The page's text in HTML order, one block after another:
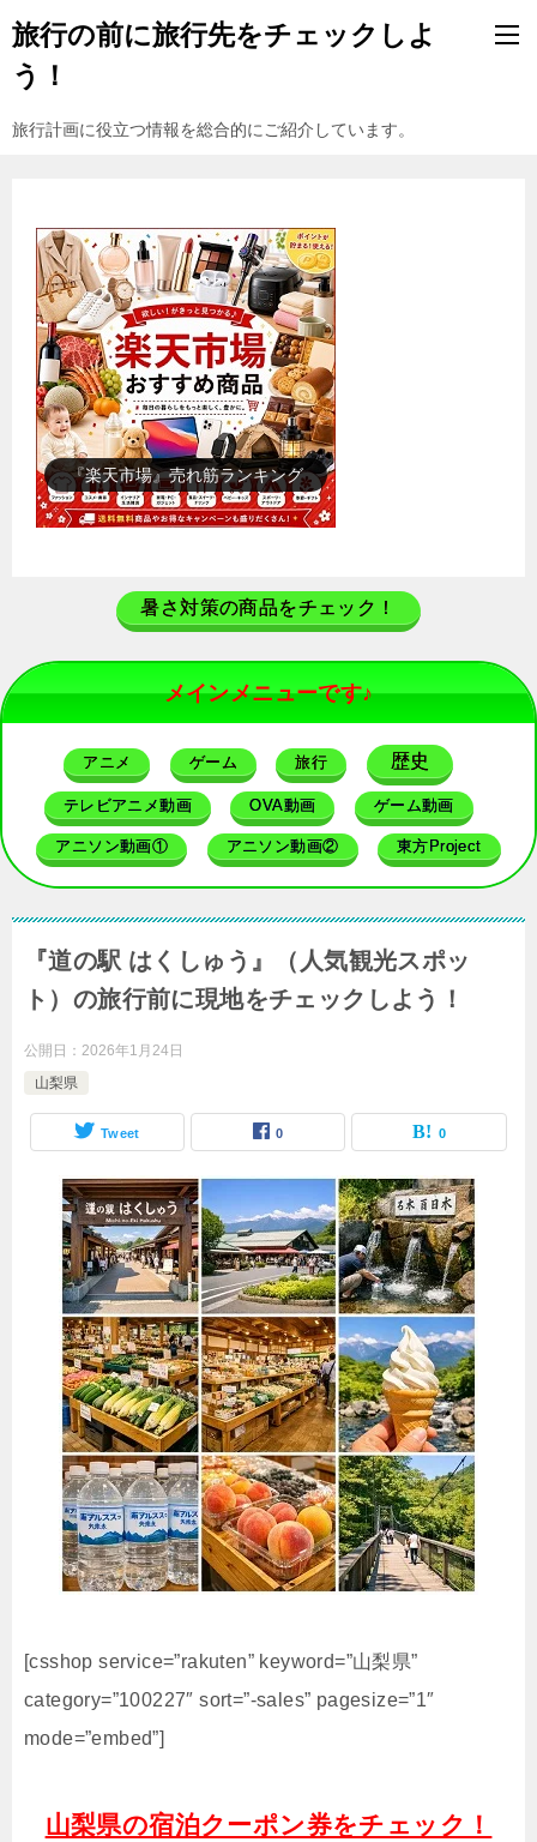
旅行の前に旅行先をチェックしよ
う！
旅行計画に役立つ情報を総合的にご紹介しています。
『楽天市場』売れ筋ランキング
暑さ対策の商品をチェック！
メインメニューです♪
アニメ ゲーム 旅行 歴史
テレビアニメ動画 OVA動画 ゲーム動画
アニソン動画① アニソン動画② 東方Project
『道の駅 はくしゅう』（人気観光スポッ
ト）の旅行前に現地をチェックしよう！
公開日： 2026年1月24日
山梨県
Tweet 0 0
[csshop service=”rakuten” keyword=”山梨県”
category=”100227″ sort=”-sales” pagesize=”1″
mode=”embed”]
山梨県の宿泊クーポン券をチェック！